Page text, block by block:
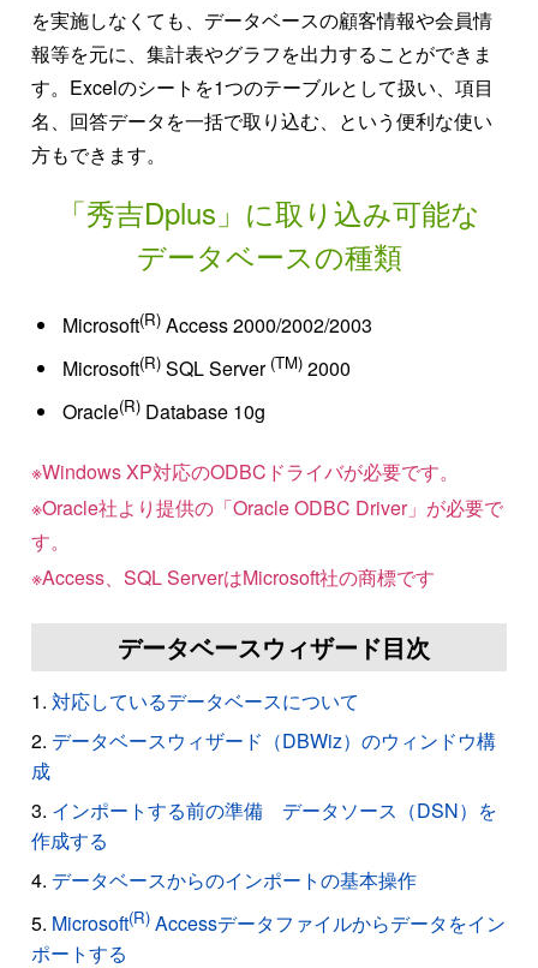
を実施しなくても、データベースの顧客情報や会員情
報等を元に、集計表やグラフを出力することができま
す。Excelのシートを1つのテーブルとして扱い、項目
名、回答データを一括で取り込む、という便利な使い
方もできます。
「秀吉Dplus」に取り込み可能な
データベースの種類
Microsoft(R) Access 2000/2002/2003
Microsoft(R) SQL Server (TM) 2000
Oracle(R) Database 10g
※Windows XP対応のODBCドライバが必要です。
※Oracle社より提供の「Oracle ODBC Driver」が必要で
す。
※Access、SQL ServerはMicrosoft社の商標です
データベースウィザード目次
対応しているデータベースについて
データベースウィザード（DBWiz）のウィンドウ構
成
インポートする前の準備 データソース（DSN）を
作成する
データベースからのインポートの基本操作
Microsoft(R) Accessデータファイルからデータをイン
ポートする